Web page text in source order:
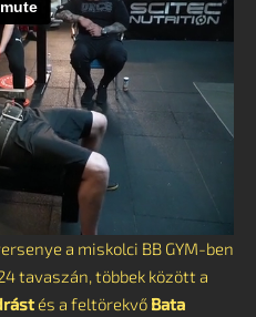
a miskolci BB GYM-ben
tavaszán, többek között a
és a feltörekvő Bata